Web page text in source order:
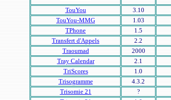
TouYou
3.10
TouYou-MMG
1.03
TPhone
1.5
Transfert d'Appels
2.2
Traoumad
2000
Tray Calendar
2.1
TriScores
1.0
Trisogramme
4.3.2
Trisomie 21
?